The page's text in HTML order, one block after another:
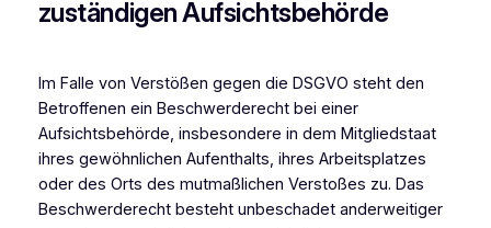
zuständigen Aufsichts­behörde
Im Falle von Verstößen gegen die DSGVO steht den
Betroffenen ein Beschwerderecht bei einer
Aufsichtsbehörde, insbesondere in dem Mitgliedstaat
ihres gewöhnlichen Aufenthalts, ihres Arbeitsplatzes
oder des Orts des mutmaßlichen Verstoßes zu. Das
Beschwerderecht besteht unbeschadet anderweitiger